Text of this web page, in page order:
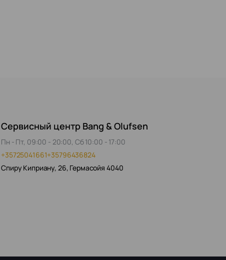
Сервисный центр Bang & Olufsen
Пн - Пт, 09:00 - 20:00, Сб 10:00 - 17:00
+35725041661+35796436824
Спиру Киприану, 26, Гермасойя 4040